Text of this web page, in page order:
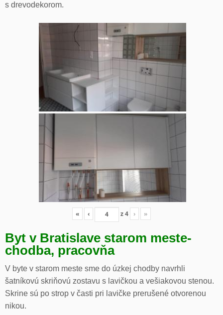
s drevodekorom.
« ‹ z4 › »
Byt v Bratislave starom meste-
chodba, pracovňa
V byte v starom meste sme do úzkej chodby navrhli
šatníkovú skriňovú zostavu s lavičkou a vešiakovou stenou.
Skrine sú po strop v časti pri lavičke prerušené otvorenou
nikou.